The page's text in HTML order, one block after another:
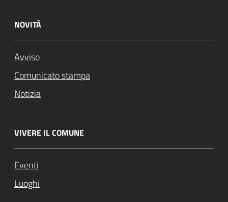
NOVITÀ
Avviso
Comunicato stampa
Notizia
VIVERE IL COMUNE
Eventi
Luoghi